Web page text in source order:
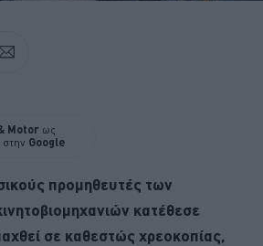
Motor ως
Google
προμηθευτές των
κατέθεσε
σε καθεστώς χρεοκοπίας,